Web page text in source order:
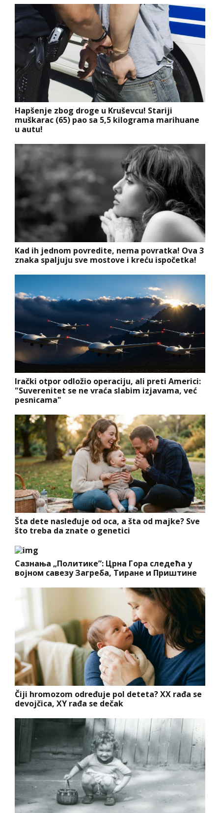
Hapšenje zbog droge u Kruševcu! Stariji
muškarac (65) pao sa 5,5 kilograma marihuane
u autu!
Kad ih jednom povredite, nema povratka! Ova 3
znaka spaljuju sve mostove i kreću ispočetka!
Irački otpor odložio operaciju, ali preti Americi:
"Suverenitet se ne vraća slabim izjavama, već
pesnicama"
Šta dete nasleđuje od oca, a šta od majke? Sve
što treba da znate o genetici
Сазнања „Политике”: Црна Гора следећа у
војном савезу Загреба, Тиране и Приштине
Čiji hromozom određuje pol deteta? XX rađa se
devojčica, XY rađa se dečak